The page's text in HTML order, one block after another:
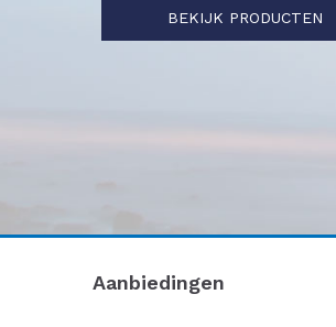
BEKIJK PRODUCTEN
Aanbiedingen